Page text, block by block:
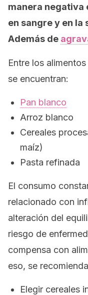
manera negativa
en sangre y en la
Además de
Entre los
se encuentran:
Pan blanco
Arroz blanco
Cereales
maíz)
Pasta refinada
El consumo
relacionado con
alteración del
riesgo de
compensa con
eso, se
Elegir cereales